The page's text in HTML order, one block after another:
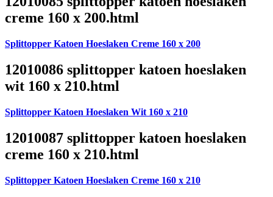
creme 160 x 200.html
Splittopper Katoen Hoeslaken Creme 160 x 200
12010086 splittopper katoen hoeslaken
wit 160 x 210.html
Splittopper Katoen Hoeslaken Wit 160 x 210
12010087 splittopper katoen hoeslaken
creme 160 x 210.html
Splittopper Katoen Hoeslaken Creme 160 x 210